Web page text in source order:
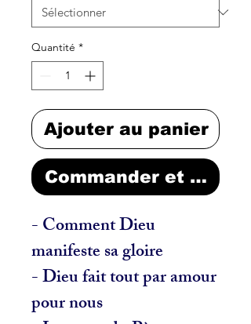
Quantité *
Ajouter au panier
Commander et payer
- Comment Dieu
manifeste sa gloire
- Dieu fait tout par amour
pour nous